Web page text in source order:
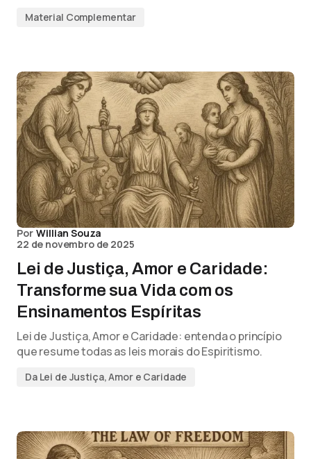
Material Complementar
Por Willian Souza
22 de novembro de 2025
Lei de Justiça, Amor e Caridade:
Transforme sua Vida com os
Ensinamentos Espíritas
Lei de Justiça, Amor e Caridade: entenda o princípio
que resume todas as leis morais do Espiritismo.
Da Lei de Justiça, Amor e Caridade